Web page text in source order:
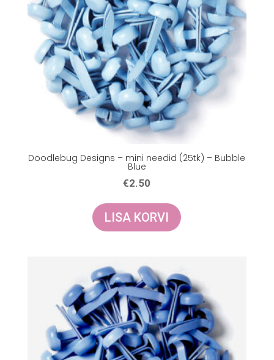
Doodlebug Designs – mini needid (25tk) – Bubble
Blue
€2.50
LISA KORVI